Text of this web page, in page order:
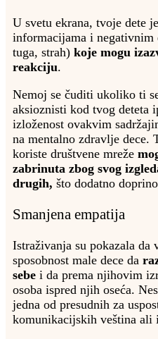
U svetu ekrana, tvoje dete
informacijama i negativnim
tuga, strah) koje mogu
reakciju.
Nemoj se čuditi ukoliko ti
aksioznisti kod tvog deteta
izloženost ovakvim
na mentalno zdravlje dece.
koriste društvene mreže
zabrinuta zbog svog
drugih, što dodatno
Smanjena empatija
Istraživanja su pokazala da
sposobnost male dece da
sebe i da prema njihovim
osoba ispred njih oseća.
jedna od presudnih za
komunikacijskih veština ali